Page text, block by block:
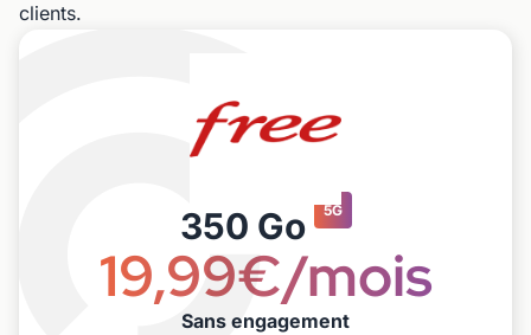
clients.
350 Go 5G
19,99€/mois
Sans engagement